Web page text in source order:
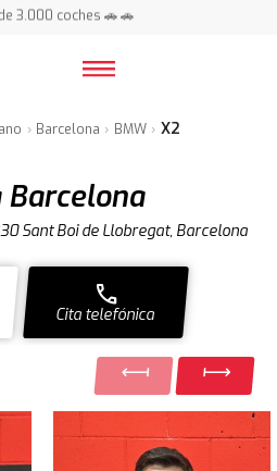
en toda España ⭐
Barcelona BMW X2
Barcelona
Sant Boi de Llobregat, Barcelona
call
Cita telefónica